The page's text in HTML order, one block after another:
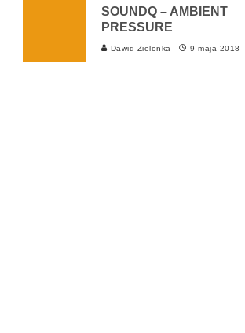
SOUNDQ – AMBIENT
PRESSURE
Dawid Zielonka 9 maja 2018